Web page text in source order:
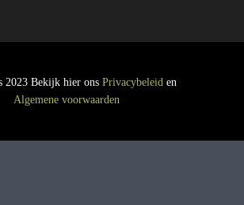
2023 Bekijk hier ons Privacybeleid en
Algemene voorwaarden